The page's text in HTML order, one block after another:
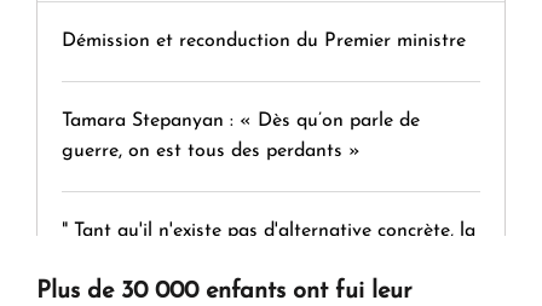
Démission et reconduction du Premier ministre
Tamara Stepanyan : « Dès qu’on parle de
guerre, on est tous des perdants »
" Tant qu'il n'existe pas d'alternative concrète, la
Plus de 30 000 enfants ont fui leur